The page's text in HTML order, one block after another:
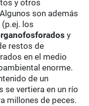
y otros
son además
los
y
restos de
en el medio
enorme.
de un
se vertiera en un río
millones de peces.